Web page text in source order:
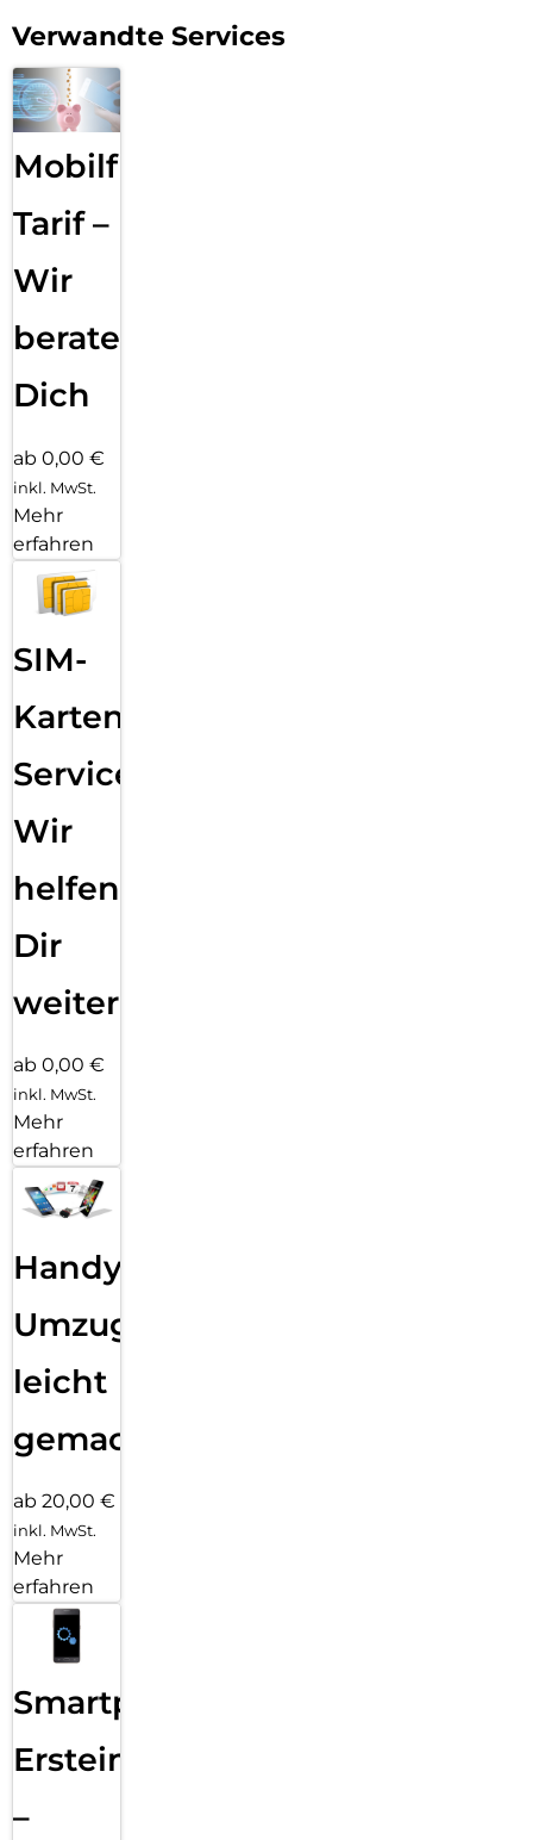
Verwandte Services
Mobilfunk
Tarif –
Wir
beraten
Dich
ab 0,00 €
inkl. MwSt.
Mehr
erfahren
SIM-
Karten
Service:
Wir
helfen
Dir
weiter
ab 0,00 €
inkl. MwSt.
Mehr
erfahren
Handy
Umzug
leicht
gemacht!
ab 20,00 €
inkl. MwSt.
Mehr
erfahren
Smartphone
Ersteinrichtung
–